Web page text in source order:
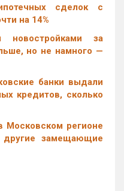
сделок с
на 14%
за
но не намного —
банки выдали
кредитов, сколько
Московском регионе
другие замещающие